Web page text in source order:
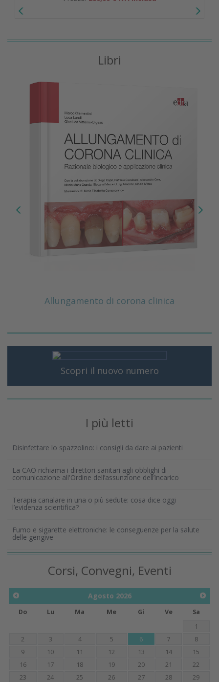
Libri
Allungamento di corona clinica
Scopri il nuovo numero
I più letti
Disinfettare lo spazzolino: i consigli da dare ai pazienti
La CAO richiama i direttori sanitari agli obblighi di
comunicazione all'Ordine dell’assunzione dell’incarico
Terapia canalare in una o più sedute: cosa dice oggi
l’evidenza scientifica?
Fumo e sigarette elettroniche: le conseguenze per la salute
delle gengive
Corsi, Convegni, Eventi
Agosto 2026
Do Lu Ma Me Gi Ve
Sa
1
2
3 4 5 6 7
8
9
10 11 12 13 14
15
16
17 18 19 20 21
22
23
24 25 26 27 28
29